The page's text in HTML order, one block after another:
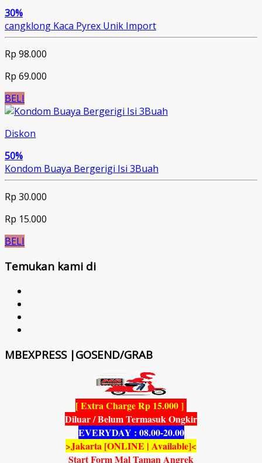
30%
cangklong Kaca Pyrex Unik Import
Rp 98.000
Rp 69.000
BELI
Diskon
50%
Kondom Buaya Bergerigi Isi 3Buah
Rp 30.000
Rp 15.000
BELI
Temukan kami di
MBEXPRESS |GOSEND/GRAB
[ Extra Charge Rp 15.000 ]
Diluar / Belum Termasuk Ongkir
EVERYDAY : 08.00-20.00
>Jakarta [ONLINE | Available]<
Start Form Mal Taman Angrek